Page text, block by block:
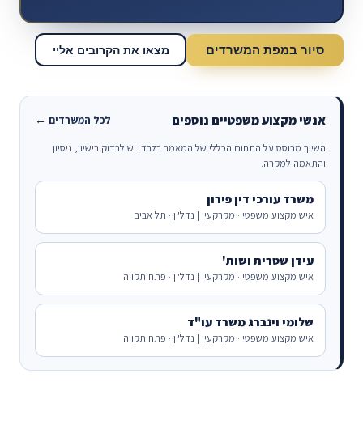
סיור במפת המשרדים מצאו את הקרובים אליי
אנשי מקצוע משפטיים נוספים לכל המשרדים ←
השיוך מבוסס על התחום הכללי של המאמר בלבד. יש לבדוק רישיון, ניסיון
והתאמה למקרה.
משרד עורכי דין פירון
איש מקצוע משפטי · מקרקעין | נדל"ן · תל אביב
עידן שטרית ושות'
איש מקצוע משפטי · מקרקעין | נדל"ן · פתח תקווה
שלומי וינברג משרד עו"ד
איש מקצוע משפטי · מקרקעין | נדל"ן · פתח תקווה